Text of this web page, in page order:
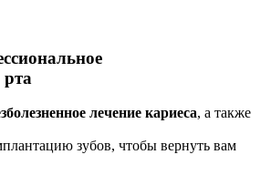
рта
лечение кариеса, а также
зубов, чтобы вернуть вам